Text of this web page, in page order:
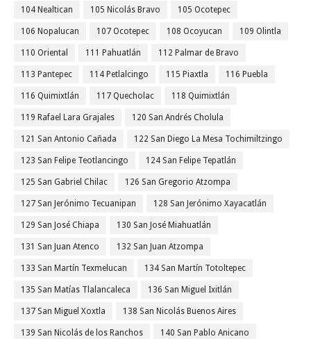
104 Nealtican 105 Nicolás Bravo 105 Ocotepec
106 Nopalucan 107 Ocotepec 108 Ocoyucan 109 Olintla
110 Oriental 111 Pahuatlán 112 Palmar de Bravo
113 Pantepec 114 Petlalcingo 115 Piaxtla 116 Puebla
116 Quimixtlán 117 Quecholac 118 Quimixtlán
119 Rafael Lara Grajales 120 San Andrés Cholula
121 San Antonio Cañada 122 San Diego La Mesa Tochimiltzingo
123 San Felipe Teotlancingo 124 San Felipe Tepatlán
125 San Gabriel Chilac 126 San Gregorio Atzompa
127 San Jerónimo Tecuanipan 128 San Jerónimo Xayacatlán
129 San José Chiapa 130 San José Miahuatlán
131 San Juan Atenco 132 San Juan Atzompa
133 San Martín Texmelucan 134 San Martín Totoltepec
135 San Matías Tlalancaleca 136 San Miguel Ixitlán
137 San Miguel Xoxtla 138 San Nicolás Buenos Aires
139 San Nicolás de los Ranchos 140 San Pablo Anicano